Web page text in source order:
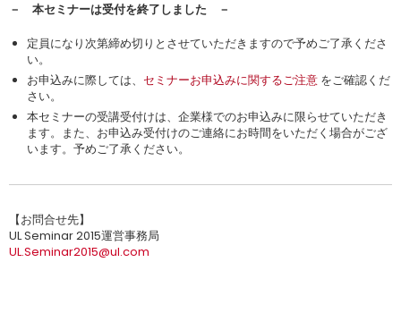
－ 本セミナーは受付を終了しました －
定員になり次第締め切りとさせていただきますので予めご了承くださ
い。
お申込みに際しては、 セミナーお申込みに関するご注意 をご確認くだ
さい。
本セミナーの受講受付けは、企業様でのお申込みに限らせていただき
ます。また、お申込み受付けのご連絡にお時間をいただく場合がござ
います。予めご了承ください。
【お問合せ先】
UL Seminar 2015運営事務局
UL.Seminar2015@ul.com